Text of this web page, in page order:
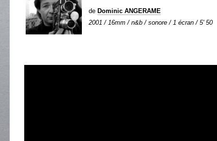
de Dominic ANGERAME
2001 / 16mm / n&b / sonore / 1 écran / 5' 50